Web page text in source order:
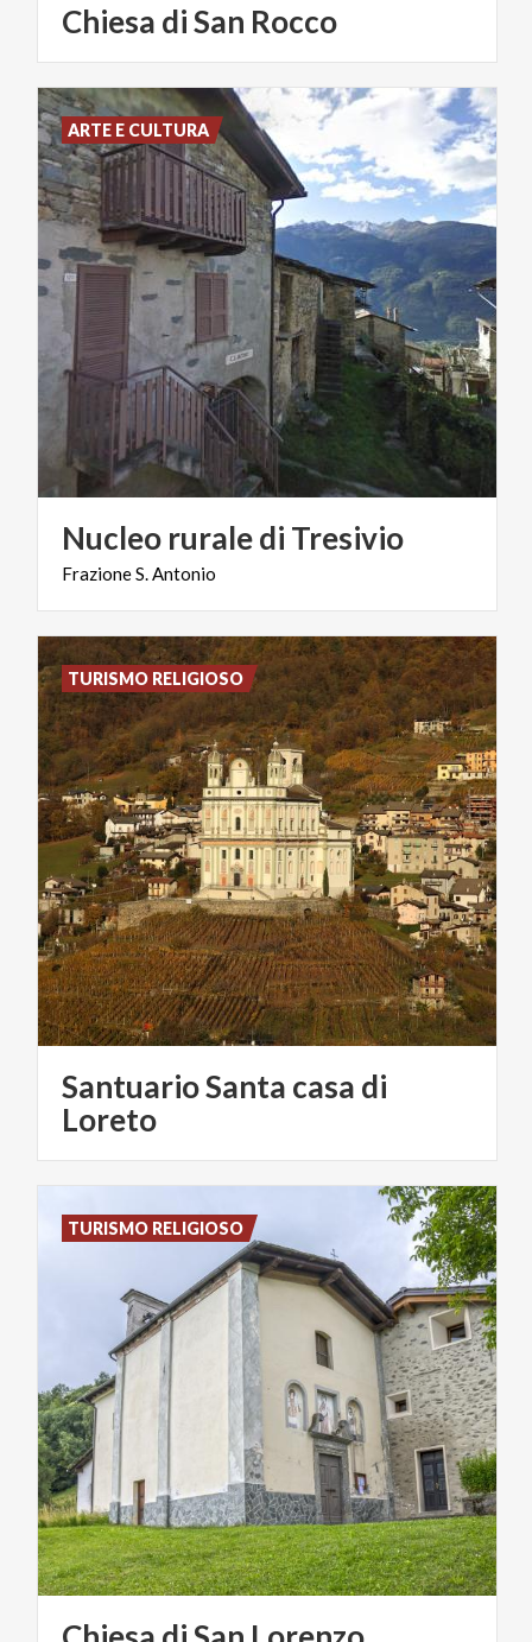
Chiesa diSan Rocco
Nucleo ruraledi Tresivio
FrazioneS.Antonio
ARTE E CULTURA
Santuario Santa casa di
Loreto
TURISMO RELIGIOSO
TURISMO RELIGIOSO